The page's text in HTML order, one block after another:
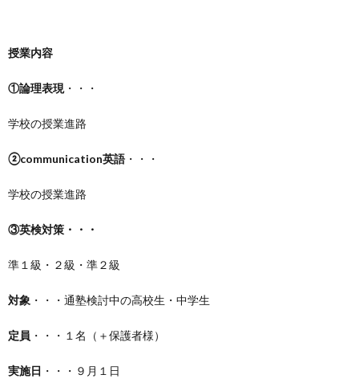
授業内容
①論理表現・・・
学校の授業進路
②communication英語 ・・・
学校の授業進路
③英検対策・・・
準１級・２級・準２級
対象 ・・・通塾検討中の高校生・中学生
定員 ・・・１名（＋保護者様）
実施日 ・・・９月１日